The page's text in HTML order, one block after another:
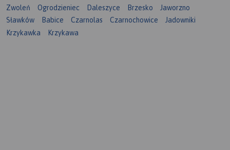
Zwoleń
Ogrodzieniec Daleszyce Brzesko
Jaworzno
Sławków
Babice Czarnolas Czarnochowice
Jadowniki
Krzykawka
Krzykawa